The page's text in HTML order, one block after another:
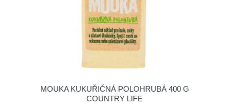
MOUKA KUKUŘIČNÁ POLOHRUBÁ 400 G
COUNTRY LIFE